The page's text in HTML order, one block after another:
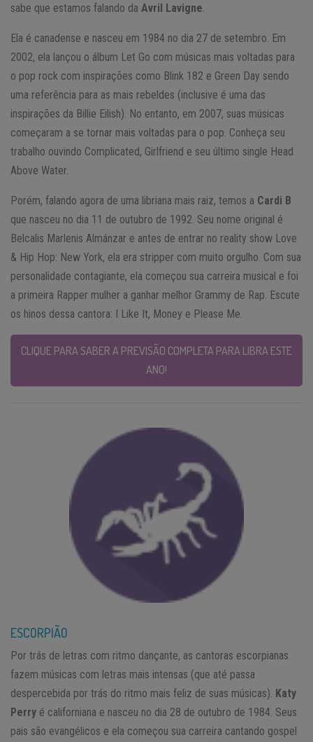
sabe que estamos falando da Avril Lavigne
Ela é canadense e nasceu em 1984 no dia 27 de setembro. Em
2002, ela lançou o álbum Let Go com músicas mais voltadas para
o pop rock com inspirações como Blink 182 e Green Day sendo
uma referência para as mais rebeldes (inclusive é uma das
inspirações da Billie Eilish). No entanto, em 2007, suas músicas
começaram a se tornar mais voltadas para o pop. Conheça seu
trabalho ouvindo Complicated, Girlfriend e seu último single Head
Above Water.
Porém, falando agora de uma libriana mais raiz, temos a Cardi B
que nasceu no dia 11 de outubro de 1992. Seu nome original é
Belcalis Marlenis Almánzar e antes de entrar no reality show Love
& Hip Hop: New York, ela era stripper com muito orgulho. Com sua
personalidade contagiante, ela começou sua carreira musical e foi
a primeira Rapper mulher a ganhar melhor Grammy de Rap. Escute
os hinos dessa cantora: I Like It, Money e Please Me.
CLIQUE PARA SABER A PREVISÃO COMPLETA PARA LIBRA ESTE
ANO!
ESCORPIÃO
Por trás de letras com ritmo dançante, as cantoras escorpianas
fazem músicas com letras mais intensas (que até passa
despercebida por trás do ritmo mais feliz de suas músicas). Katy
Perry é californiana e nasceu no dia 28 de outubro de 1984. Seus
pais são evangélicos e ela começou sua carreira cantando gospel